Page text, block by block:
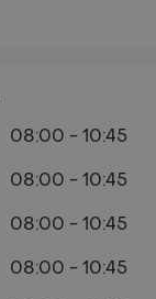
08:00 - 10:45
08:00 - 10:45
08:00 - 10:45
08:00 - 10:45